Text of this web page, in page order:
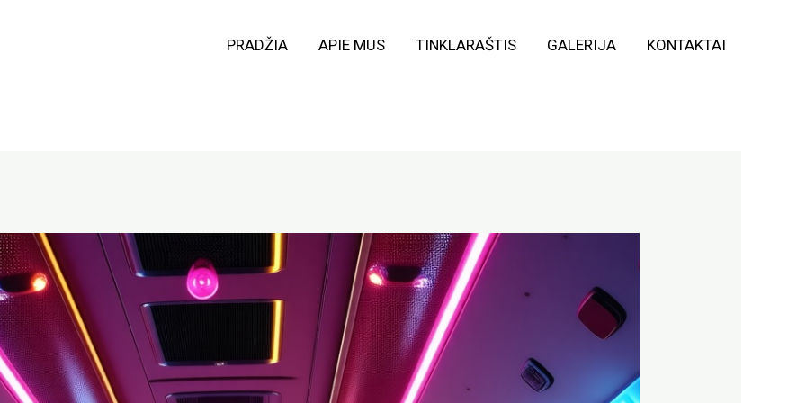
PRADŽIA APIE MUS TINKLARAŠTIS GALERIJA KONTAKTAI